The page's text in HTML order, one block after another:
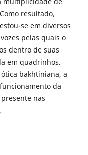
resultado,
se em diversos
pelas quais o
dentro de suas
em quadrinhos.
bakhtiniana, a
da
nas